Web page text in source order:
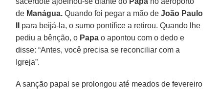
de Manágua. Quando foi pegar a mão deJoão Paulo
para beijá-la, o sumo pontífice a retirou. Quando lhe
pediu a bênção, o Papa o apontou com o dedo e
disse: “Antes, você precisa se reconciliar com a
Igreja”.
A sanção papal se prolongou até meados de fevereiro